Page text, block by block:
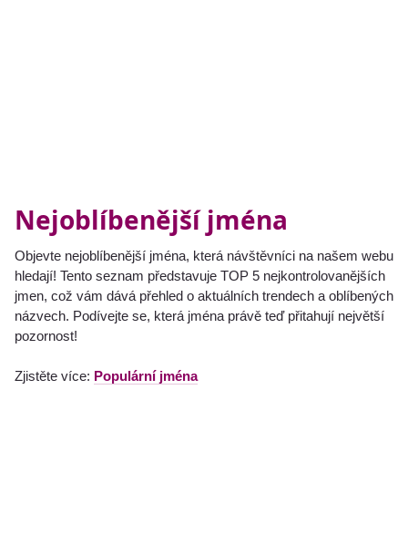
Nejoblíbenější jména
Objevte nejoblíbenější jména, která návštěvníci na našem webu
hledají! Tento seznam představuje TOP 5 nejkontrolovanějších
jmen, což vám dává přehled o aktuálních trendech a oblíbených
názvech. Podívejte se, která jména právě teď přitahují největší
pozornost!
Zjistěte více: Populární jména